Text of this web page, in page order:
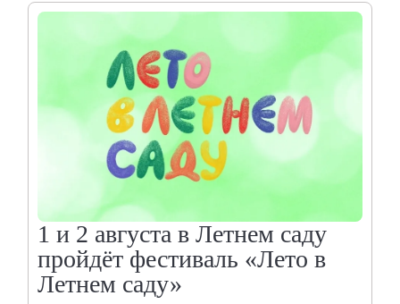
Лекции и абонементы
Лекторий
Лекции
Абонементы
Реставрация
Открытая реставрация шедевров Григория
Искусство и технологии
Онлайн-курсы «Лифт в будущее»
Современная наука и границы синтеза
1 и 2 августа в Летнем саду
пройдёт фестиваль «Лето в
Летнем саду»